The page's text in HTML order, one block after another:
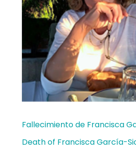
Fallecimiento de Francisca
Death of Francisca García-